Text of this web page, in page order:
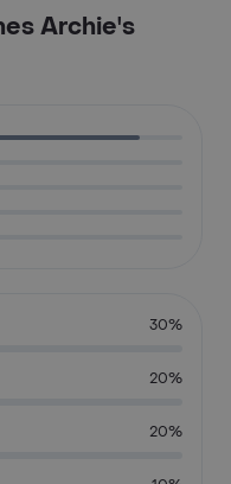
Archie's
30%
20%
20%